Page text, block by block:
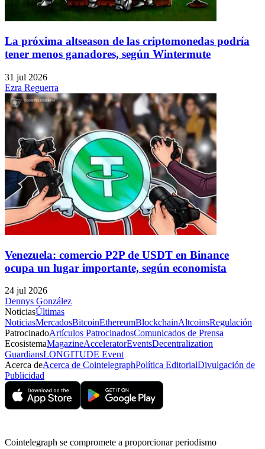
La próxima altseason de las criptomonedas podría
tener menos ganadores, según Wintermute
31 jul 2026
Ezra Reguerra
Venezuela: comercio P2P de USDT en Binance
ocupa un lugar importante, según economista
24 jul 2026
Dennys González
NoticiasÚltimas
NoticiasMercadosBitcoinEthereumBlockchainAltcoinsRegulación
PatrocinadoArtículos PatrocinadosComunicados de Prensa
EcosistemaMagazineAcceleratorEventsDecentralization
GuardiansLONGITUDE Event
Acerca deAcerca de CointelegraphPolítica EditorialDivulgación de
Publicidad
Cointelegraph se compromete a proporcionar periodismo